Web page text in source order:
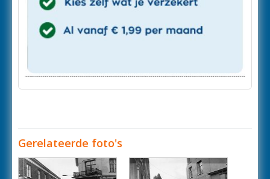
Gerelateerde foto's